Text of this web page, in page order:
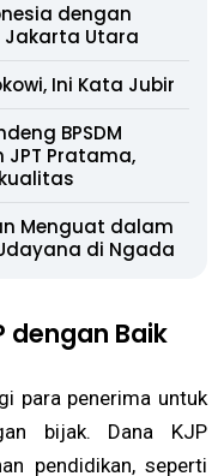
dengan
Jakarta Utara
Ini Kata Jubir
BPSDM
JPT Pratama,
Menguat dalam
di Ngada
dengan Baik
para penerima untuk
bijak. Dana KJP
pendidikan, seperti